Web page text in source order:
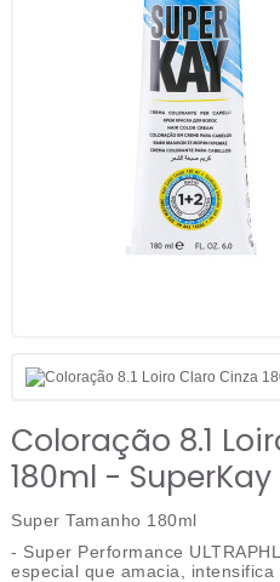
Coloração 8.1
180ml - SuperKay
Super Tamanho 180ml
- Super Performance
especial que amacia,